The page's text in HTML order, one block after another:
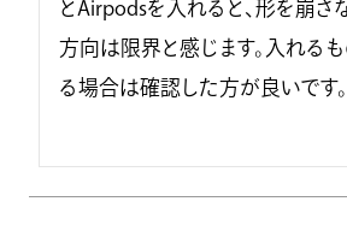
とAirpodsを入れると、形を崩さ
方向は限界と感じます。入れる
る場合は確認した方が良いです。